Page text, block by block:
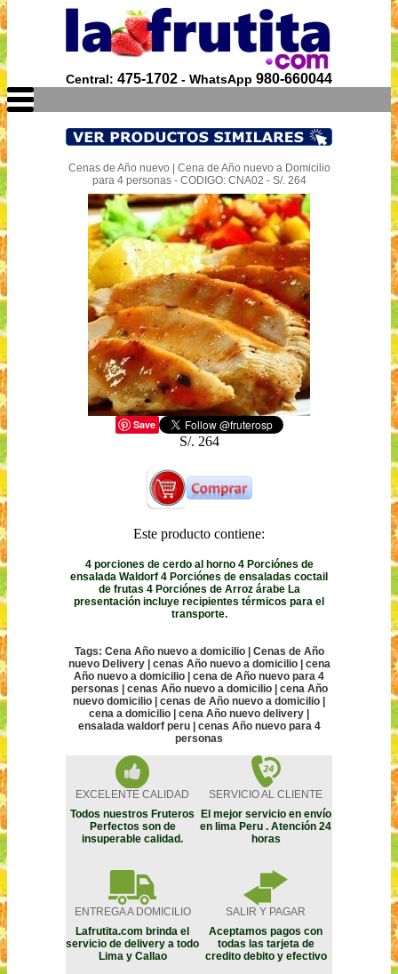
Central: 475-1702 - WhatsApp 980-660044
Cenas de Año nuevo | Cena de Año nuevo a Domicilio
para 4 personas - CODIGO: CNA02 - S/. 264
Save
S/. 264
Este producto contiene:
4 porciones de cerdo al horno 4 Porciónes de
ensalada Waldorf 4 Porciónes de ensaladas coctail
de frutas 4 Porciónes de Arroz árabe La
presentación incluye recipientes térmicos para el
transporte.
Tags: Cena Año nuevo a domicilio | Cenas de Año
nuevo Delivery | cenas Año nuevo a domicilio | cena
Año nuevo a domicilio | cena de Año nuevo para 4
personas | cenas Año nuevo a domicilio | cena Año
nuevo domicilio | cenas de Año nuevo a domicilio |
cena a domicilio | cena Año nuevo delivery |
ensalada waldorf peru | cenas Año nuevo para 4
personas
EXCELENTE CALIDAD
SERVICIO AL CLIENTE
Todos nuestros Fruteros
Perfectos son de
insuperable calidad.
El mejor servicio en envío
en lima Peru . Atención 24
horas
ENTREGA A DOMICILIO
SALIR Y PAGAR
Lafrutita.com brinda el
servicio de delivery a todo
Lima y Callao
Aceptamos pagos con
todas las tarjeta de
credito debito y efectivo